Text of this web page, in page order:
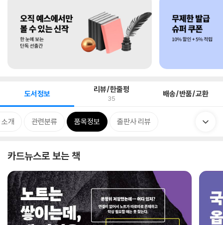
도서정보 리뷰/한줄평
35 배송/반품/교환
개 관련분류 품목정보 출판사 리뷰
카드뉴스로 보는 책